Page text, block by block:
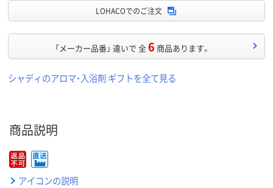
LOHACOでのご注文
「メーカー品番」 違いで 全6 商品あります。
シャディのアロマ・入浴剤 ギフトを全て見る
商品説明
アイコンの説明